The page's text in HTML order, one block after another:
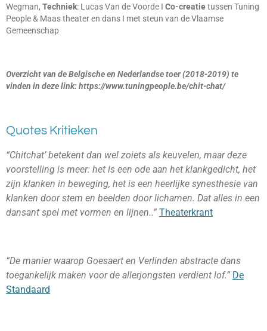
Wegman, Techniek: Lucas Van de Voorde I Co-creatietussen Tuning
People & Maas theater en dans I met steun van de Vlaamse
Gemeenschap
Overzicht van de Belgische en Nederlandse toer (2018-2019) te
vinden in deze link: https://www.tuningpeople.be/chit-chat/
Quotes Kritieken
“Chitchat’ betekent dan wel zoiets als keuvelen, maar deze
voorstelling is meer: het is een ode aan het klankgedicht, het
zijn klanken in beweging, het is een heerlijke synesthesie van
klanken door stem en beelden door lichamen. Dat alles in een
dansant spel met vormen en lijnen..” Theaterkrant
“De manier waarop Goesaert en Verlinden abstracte dans
toegankelijk maken voor de allerjongsten verdient lof.” De
Standaard